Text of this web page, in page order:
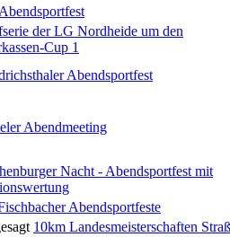
der LG Nordheide um den
Cup 1
Abendsportfest
Abendmeeting
Nacht - Abendsportfest mit
Abendsportfeste
10km Landesmeisterschaften